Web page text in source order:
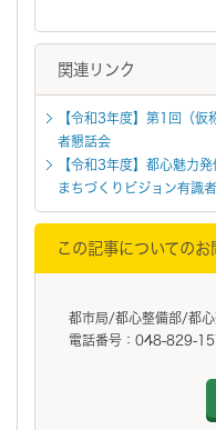
関連リンク
【令和3年度】第1回（仮
者懇話会
【令和3年度】都心魅力
まちづくりビジョン有識
この記事についてのお
都市局/都心整備部/都
電話番号：048-829-